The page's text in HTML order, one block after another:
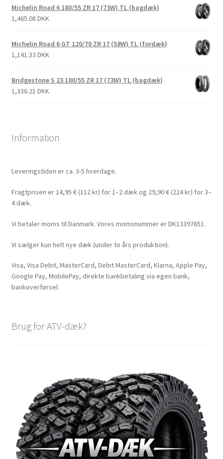
Michelin Road 6 180/55 ZR 17 (73W) TL (bagdæk)
1,465.08 DKK
Michelin Road 6 GT 120/70 ZR 17 (58W) TL (fordæk)
1,141.33 DKK
Bridgestone S 23 180/55 ZR 17 (73W) TL (bagdæk)
1,336.21 DKK
Information
Leveringstiden er ca. 3-5 hverdage.
Fragtprisen er 14,95 € (112 kr) for 1–2 dæk og 29,90 € (224 kr) for 3–
4 dæk.
Vi betaler moms til Danmark. Vores momsnummer er DK13397651.
Vi sælger kun helt nye dæk (under to års produktion).
Visa, Visa Debit, MasterCard, Debit MasterCard, Klarna, Apple Pay,
Google Pay, MobilePay, direkte bankbetaling via egen bank,
bankoverførsel.
Brug for ATV-dæk?